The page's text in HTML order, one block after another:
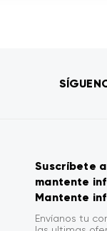
Suscríbete
mantente
Mantente
Envíanos tu